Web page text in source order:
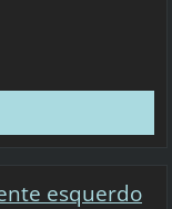
esquerdo